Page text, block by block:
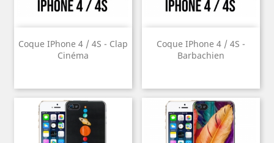
Coque IPhone 4 / 4S - Clap
Cinéma
Coque IPhone 4 / 4S -
Barbachien